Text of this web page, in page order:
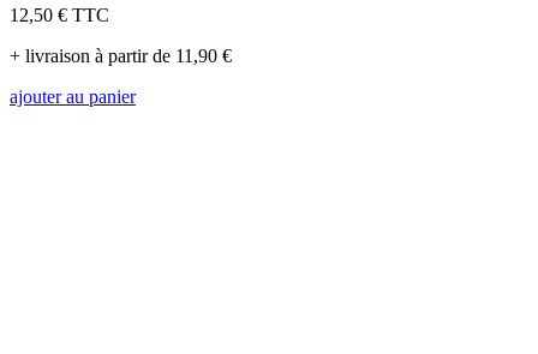
12,50 € TTC
+ livraison à partir de 11,90 €
ajouter au panier